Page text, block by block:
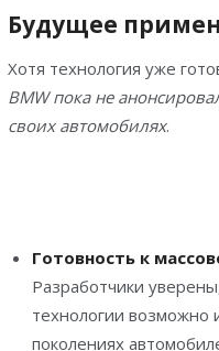
Будущее
Хотя технология уже
BMW пока не
своих автомобилях.
Готовность к
Разработчики
технологии возможно
поколениях